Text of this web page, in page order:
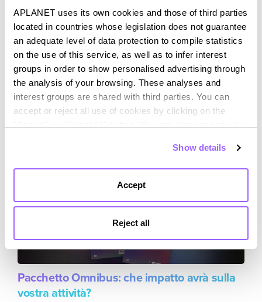
APLANET uses its own cookies and those of third parties
located in countries whose legislation does not guarantee
an adequate level of data protection to compile statistics
on the use of this service, as well as to infer interest
groups in order to show personalised advertising through
the analysis of your browsing. These analyses and
interest groups are shared with third parties. You can
accept or reject all use of cookies by clicking on the
out more about the use of cookies and your rights in our
Cookies Policy
Show details
Accept
Reject all
Scarica subito la guida gratuita e inizia a
trasformare la sostenibilità in un vantaggio
competitivo!
Accedere al contenuto
ESG reporting sostenibilità
Share content:
Altri Guide
Pacchetto Omnibus: che impatto avrà sulla
vostra attività?